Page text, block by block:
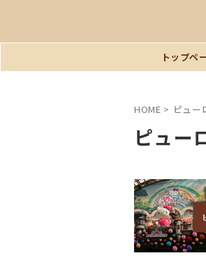
トップペ
HOME > ピュー
ピュー